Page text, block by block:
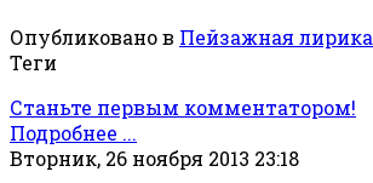
Опубликовано в Пейзажная лирика
Теги
Станьте первым комментатором!
Подробнее ...
Вторник, 26 ноября 2013 23:18